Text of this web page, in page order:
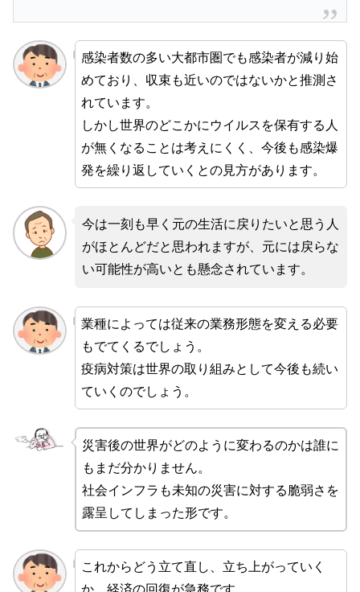
感染者数の多い大都市圏でも感染者が減り始
めており、収束も近いのではないかと推測さ
れています。
しかし世界のどこかにウイルスを保有する人
が無くなることは考えにくく、今後も感染爆
発を繰り返していくとの見方があります。
今は一刻も早く元の生活に戻りたいと思う人
がほとんどだと思われますが、元には戻らな
い可能性が高いとも懸念されています。
業種によっては従来の業務形態を変える必要
もでてくるでしょう。
疫病対策は世界の取り組みとして今後も続い
ていくのでしょう。
災害後の世界がどのように変わるのかは誰に
もまだ分かりません。
社会インフラも未知の災害に対する脆弱さを
露呈してしまった形です。
これからどう立て直し、立ち上がっていく